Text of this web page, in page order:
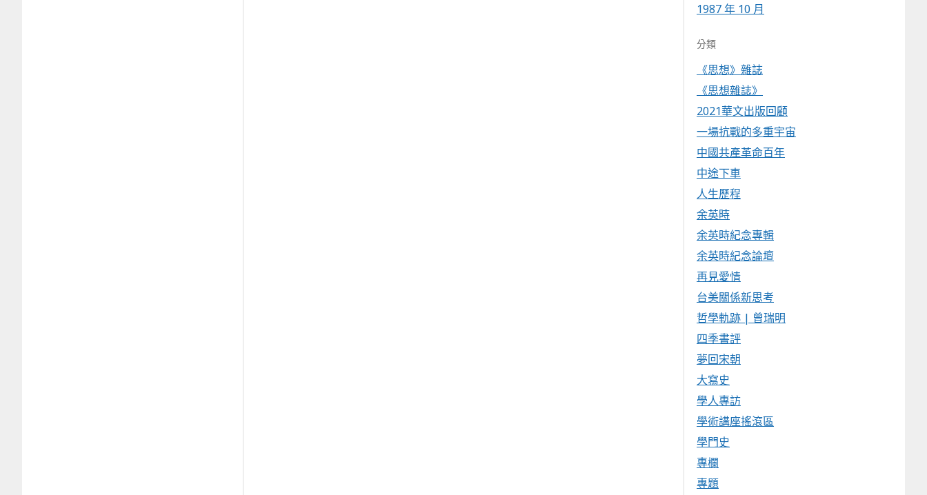
1987 年 10 月
分類
《思想》雜誌
《思想雜誌》
2021華文出版回顧
一場抗戰的多重宇宙
中國共產革命百年
中途下車
人生歷程
余英時
余英時紀念專輯
余英時紀念論壇
再見愛情
台美關係新思考
哲學軌跡 | 曾瑞明
四季書評
夢回宋朝
大寫史
學人專訪
學術講座搖滾區
學門史
專欄
專題